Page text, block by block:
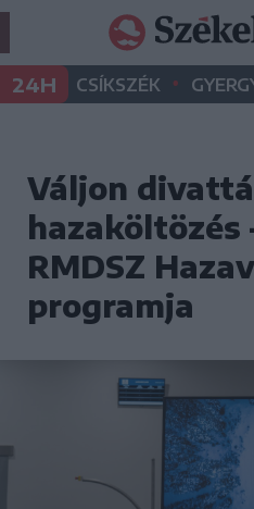
24H CSÍKSZÉK •
Váljon
hazaköltözés
RMDSZ
programja